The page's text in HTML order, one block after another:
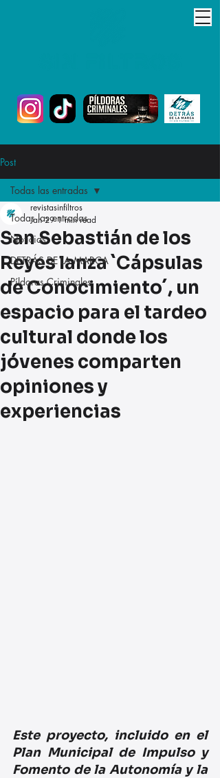
Post
Todas las entradas
Noticias
DETRÁS DE LA MARCA
Píldoras Criminales
Todas las entradas
San Sebastián de los
Reyes lanza `Cápsulas
de Conocimiento´, un
espacio para el tardeo
cultural donde los
jóvenes comparten
opiniones y
experiencias
revistasinfiltros
Jan 29 1 min read
Este proyecto, incluido en el
Plan Municipal de Impulso y
Fomento de la Autonomía y la